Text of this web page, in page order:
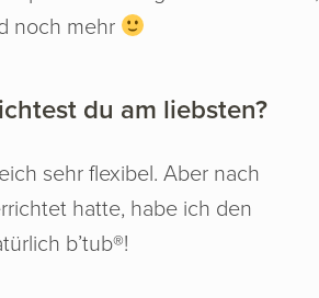
noch mehr
du am liebsten?
sehr flexibel. Aber nach
hatte, habe ich den
b’tub®!